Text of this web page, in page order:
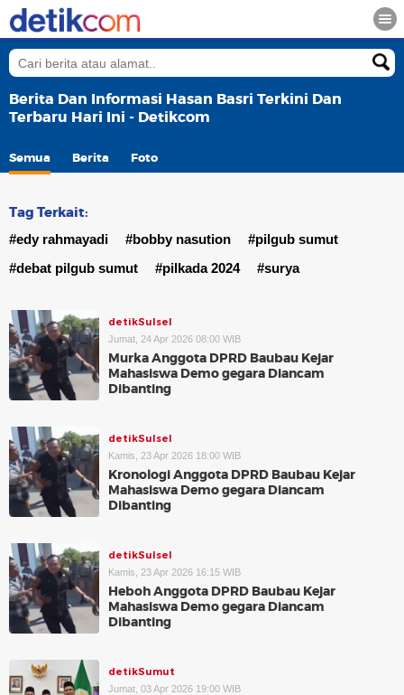
Berita Dan Informasi Hasan Basri Terkini Dan
Terbaru Hari Ini - Detikcom
Semua Berita Foto
Tag Terkait:
#edy rahmayadi #bobby nasution
#pilgub sumut
#debat pilgub sumut
#pilkada 2024 #surya
detikSulsel
Jumat, 24 Apr 2026 08:00 WIB
Murka Anggota DPRD Baubau Kejar
Mahasiswa Demo gegara Diancam
Dibanting
detikSulsel
Kamis, 23 Apr 2026 18:00 WIB
Kronologi Anggota DPRD Baubau Kejar
Mahasiswa Demo gegara Diancam
Dibanting
detikSulsel
Kamis, 23 Apr 2026 16:15 WIB
Heboh Anggota DPRD Baubau Kejar
Mahasiswa Demo gegara Diancam
Dibanting
detikSumut
Jumat, 03 Apr 2026 19:00 WIB